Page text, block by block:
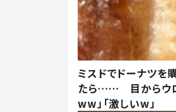
ミスドでドーナツを
たら…… 目からウロ
ww」「激しいw」